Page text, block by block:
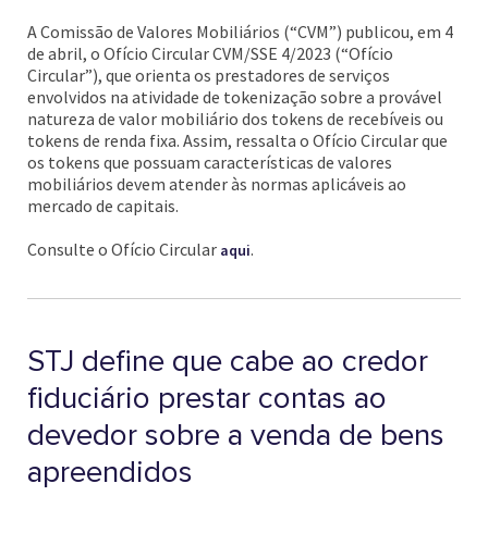
A Comissão de Valores Mobiliários (“CVM”) publicou, em 4
de abril, o Ofício Circular CVM/SSE 4/2023 (“Ofício
Circular”), que orienta os prestadores de serviços
envolvidos na atividade de tokenização sobre a provável
natureza de valor mobiliário dos tokens de recebíveis ou
tokens de renda fixa. Assim, ressalta o Ofício Circular que
os tokens que possuam características de valores
mobiliários devem atender às normas aplicáveis ao
mercado de capitais.
Consulte o Ofício Circular aqui.
STJ define que cabe ao credor
fiduciário prestar contas ao
devedor sobre a venda de bens
apreendidos